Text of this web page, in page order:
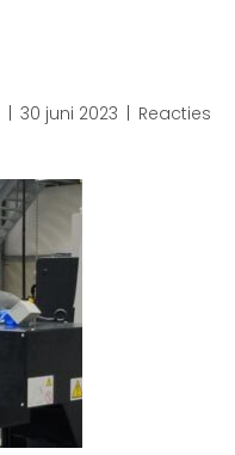
| 30 juni 2023 | Reacties